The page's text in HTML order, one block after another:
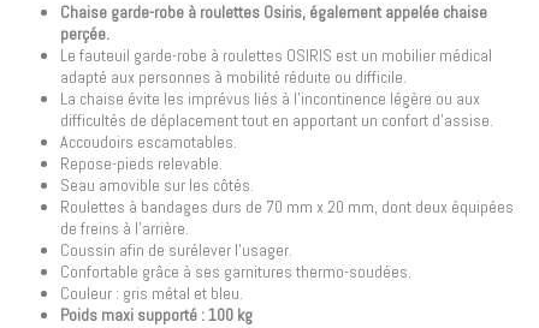
Chaise garde-robe à roulettes Osiris, également appelée chaise
perçée.
Le fauteuil garde-robe à roulettes OSIRIS est un mobilier médical
adapté aux personnes à mobilité réduite ou difficile.
La chaise évite les imprévus liés à l'incontinence légère ou aux
difficultés de déplacement tout en apportant un confort d'assise.
Accoudoirs escamotables.
Repose-pieds relevable.
Seau amovible sur les côtés.
Roulettes à bandages durs de 70 mm x 20 mm, dont deux équipées
de freins à l’arrière.
Coussin afin de surélever l'usager.
Confortable grâce à ses garnitures thermo-soudées.
Couleur : gris métal et bleu.
Poids maxi supporté : 100 kg